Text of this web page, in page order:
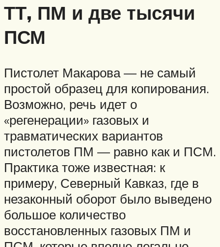
ТТ, ПМ и две тысячи
ПСМ
Пистолет Макарова — не самый
простой образец для копирования.
Возможно, речь идет о
«регенерации» газовых и
травматических вариантов
пистолетов ПМ — равно как и ПСМ.
Практика тоже известная: к
примеру, Северный Кавказ, где в
незаконный оборот было выведено
большое количество
восстановленных газовых ПМ и